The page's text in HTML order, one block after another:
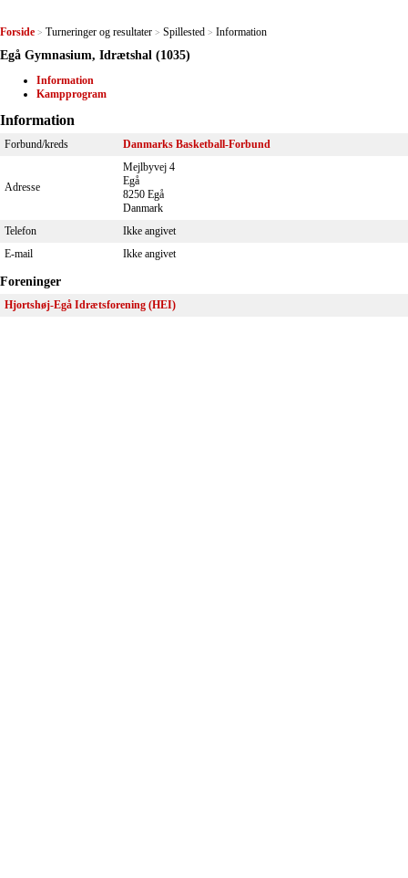
Forside > Turneringer og resultater > Spillested > Information
Egå Gymnasium, Idrætshal (1035)
Information
Kampprogram
Information
Forbund/kreds Danmarks Basketball-Forbund
Adresse
Mejlbyvej 4
Egå
8250 Egå
Danmark
Telefon
Ikke angivet
E-mail
Ikke angivet
Foreninger
Hjortshøj-Egå Idrætsforening (HEI)